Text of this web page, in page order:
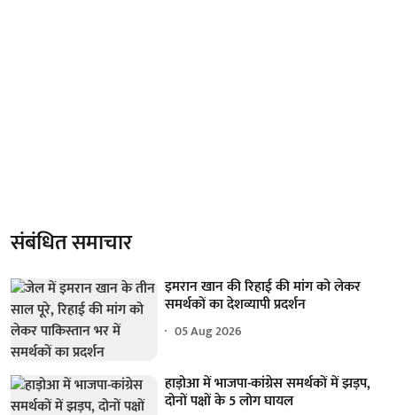
संबंधित समाचार
इमरान खान की रिहाई की मांग को लेकर
समर्थकों का देशव्यापी प्रदर्शन
05 Aug 2026
हाड़ोआ में भाजपा-कांग्रेस समर्थकों में झड़प,
दोनों पक्षों के 5 लोग घायल